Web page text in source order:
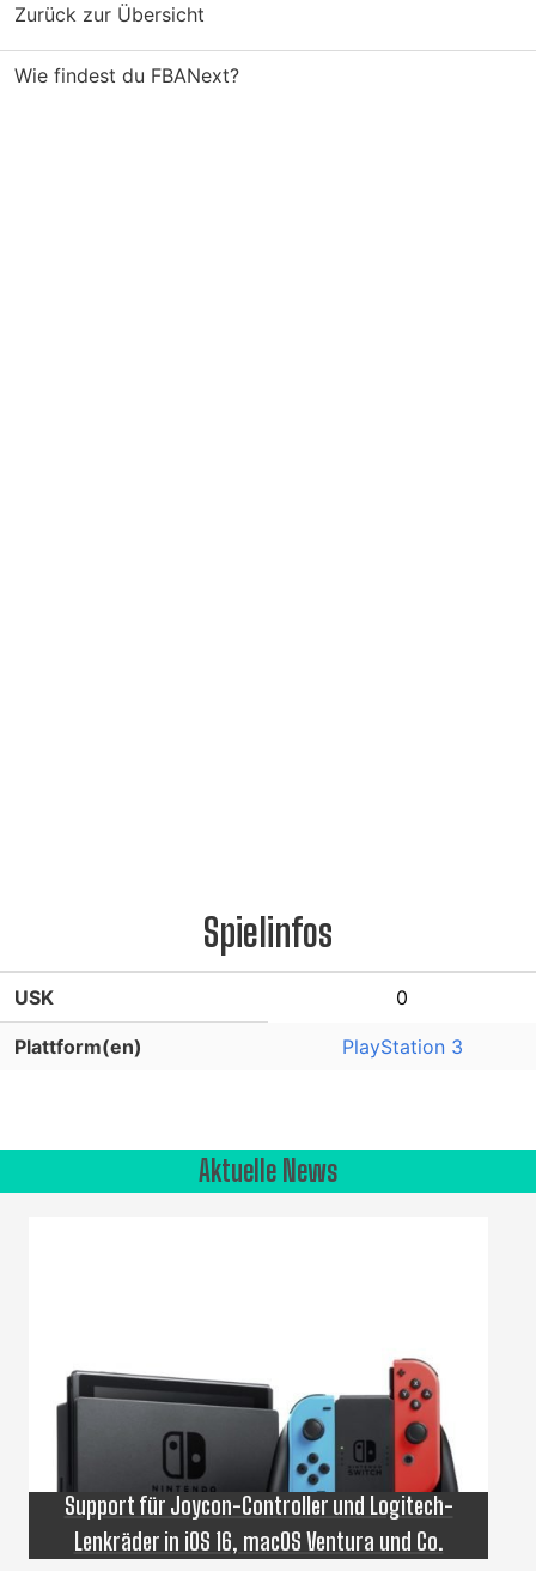
Zurück zur Übersicht
Wie findest du FBANext?
Spielinfos
USK 0
Plattform(en) PlayStation 3
Aktuelle News
Support für Joycon-Controller und Logitech-
Lenkräder in iOS 16, macOS Ventura und Co.